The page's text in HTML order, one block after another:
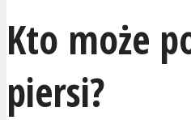
Kto może
piersi?